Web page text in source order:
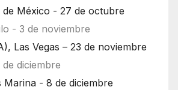
de México - 27 de octubre
- 3 de noviembre
Las Vegas – 23 de noviembre
de diciembre
Marina - 8 de diciembre